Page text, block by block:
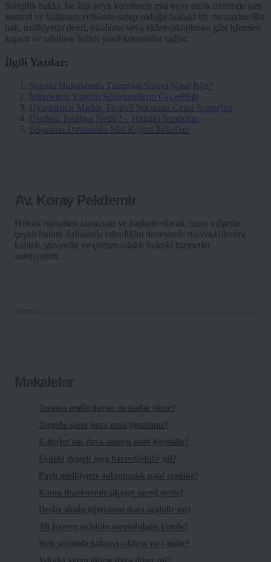
Sahiplik hakkı, bir kişi veya kuruluşun mal veya mülk üzerinde tam
kontrol ve kullanım yetkisine sahip olduğu hukuki bir durumdur. Bu
hak, mülkiyetin devri, kiralama veya elden çıkarılması gibi işlemleri
kapsar ve sahibine belirli yasal korumalar sağlar.
İlgili Yazılar:
Sigorta Hukukunda Tazminat Süreci Nasıl İşler?
İnternetten Yapılan Sözleşmelerin Geçerliliği
Uyuşturucu Madde Ticareti Suçunun Cezai Sonuçları
Usulsüz Tebligat Nedir? – Hukuki Sonuçları
Boşanma Davasında Mal Rejimi İhtilafları
Hukuk büromun kurucusu ve başkanı olarak, uzun yıllardır
çeşitli hukuk dallarında edindiğim deneyimle müvekkillerime
kaliteli, güvenilir ve çözüm odaklı hukuki hizmetler
sunuyorum.